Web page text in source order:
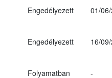
Engedélyezett 01/
Engedélyezett 16/
Folyamatban -